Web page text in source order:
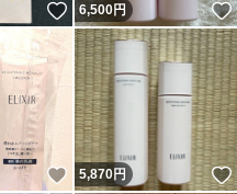
いいね！
6,500円
いいね！
5,870円